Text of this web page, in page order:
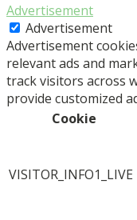
Advertisement
Advertisement
Advertisement
relevant ads and
track visitors across
provide customized
Cookie
VISITOR_INFO1_LIVE